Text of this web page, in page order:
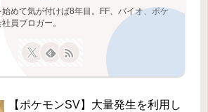
めて気が付けば8年目。FF、バイオ、ポケ
員ブロガー。
【ポケモンSV】大量発生を利用し